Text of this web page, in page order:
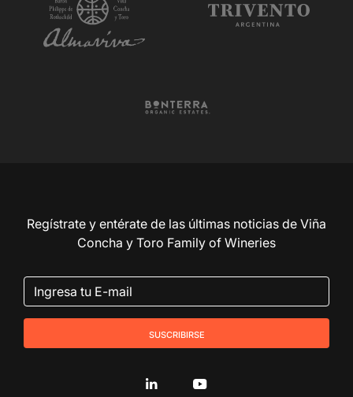
Regístrate y entérate de las últimas noticias de Viña
Concha y Toro Family of Wineries
suscribirse